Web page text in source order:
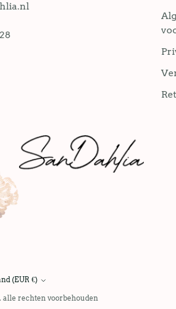
Nederland (EUR €)
. alle rechten voorbehouden